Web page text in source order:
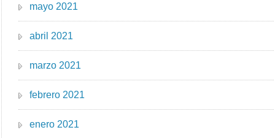
mayo 2021
abril 2021
marzo 2021
febrero 2021
enero 2021